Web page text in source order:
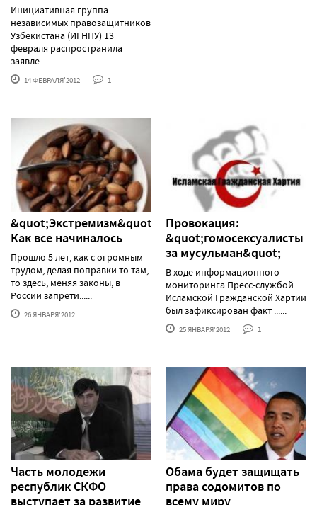
Инициативная группа
независимых правозащитников
Узбекистана (ИГНПУ) 13
февраля распространила
заявле......
14 ФЕВРАЛЯ'2012 1
&quot;Экстремизм&quot;.
Как все начиналось
Прошло 5 лет, как с огромным
трудом, делая поправки то там,
то здесь, меняя законы, в
России запрети......
26 ЯНВАРЯ'2012
Провокация:
&quot;гомосексуалисты
за мусульман&quot;
В ходе информационного
мониторинга Пресс-службой
Исламской Гражданской Хартии
был зафиксирован факт ......
25 ЯНВАРЯ'2012 1
Часть молодежи
республик СКФО
выступает за развитие
Обама будет защищать
права содомитов по
всему миру